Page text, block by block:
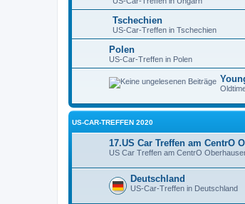
Tschechien
US-Car-Treffen in Tschechien
Polen
US-Car-Treffen in Polen
US-CAR-TREFFEN 2020
17.US Car Treffen am CentrO
US Car Treffen am CentrO
Deutschland
US-Car-Treffen in Deutschland